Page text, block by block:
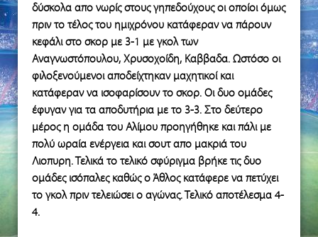
δύσκολα απο νωρίς στους γηπεδούχους οι οποίοι όμως
πριν το τέλος του ημιχρόνου κατάφεραν να πάρουν
κεφάλι στο σκορ με 3-1 με γκολ των
Αναγνωστόπουλου, Χρυσοχοίδη, Καββαδα. Ωστόσο οι
φιλοξενούμενοι αποδείχτηκαν μαχητικοί και
κατάφεραν να ισοφαρίσουν το σκορ. Οι δυο ομάδες
έφυγαν για τα αποδυτήρια με το 3-3. Στο δεύτερο
μέρος η ομάδα του Αλίμου προηγήθηκε και πάλι με
πολύ ωραία ενέργεια και σουτ απο μακριά του
Λιοπυρη. Τελικά το τελικό σφύριγμα βρήκε τις δυο
ομάδες ισόπαλες καθώς ο Άθλος κατάφερε να πετύχει
το γκολ πριν τελειώσει ο αγώνας. Τελικό αποτέλεσμα 4-
4.